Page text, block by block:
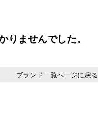
りませんでした。
ブランド一覧ページに戻る